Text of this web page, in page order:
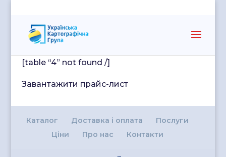
[table “4” not found /]
Завантажити прайс-лист
Каталог Доставка і оплата
Послуги
Ціни
Про нас Контакти